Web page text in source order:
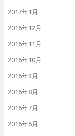
2017年1月
2016年12月
2016年11月
2016年10月
2016年9月
2016年8月
2016年7月
2016年6月